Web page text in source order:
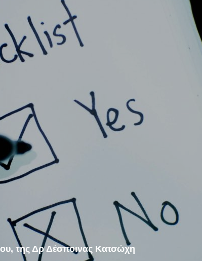
της Δρ Δέσποινας Κατσώχη